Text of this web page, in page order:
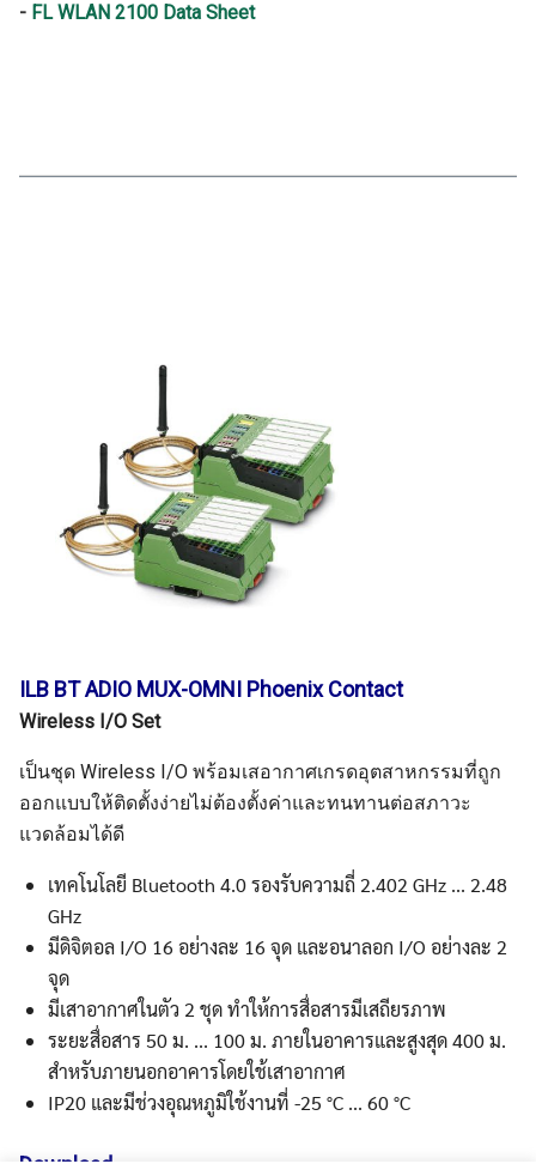
- FL WLAN 2100 Data Sheet
ILB BT ADIO MUX-OMNI Phoenix Contact
Wireless I/O Set
เป็นชุด Wireless I/O พร้อมเสอากาศเกรดอุตสาหกรรมที่ถูก
ออกแบบให้ติดตั้งง่ายไม่ต้องตั้งค่าและทนทานต่อสภาวะ
แวดล้อมได้ดี
เทคโนโลยี Bluetooth 4.0 รองรับความถี่ 2.402 GHz ... 2.48
GHz
มีดิจิตอล I/O 16 อย่างละ 16 จุด และอนาลอก I/O อย่างละ 2
จุด
มีเสาอากาศในตัว 2 ชุด ทำให้การสื่อสารมีเสถียรภาพ
ระยะสื่อสาร 50 ม. ... 100 ม. ภายในอาคารและสูงสุด 400 ม.
สำหรับภายนอกอาคารโดยใช้เสาอากาศ
IP20 และมีช่วงอุณหภูมิใช้งานที่ -25 °C ... 60 °C